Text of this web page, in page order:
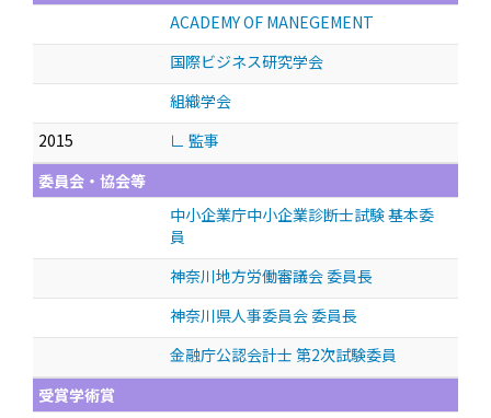
ACADEMY OF MANEGEMENT
国際ビジネス研究学会
組織学会
2015
∟ 監事
委員会・協会等
中小企業庁中小企業診断士試験 基本委
員
神奈川地方労働審議会 委員長
神奈川県人事委員会 委員長
金融庁公認会計士 第2次試験委員
受賞学術賞